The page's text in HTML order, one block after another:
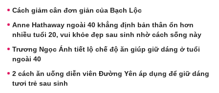
Cách giảm cân đơn giản của Bạch Lộc
Anne Hathaway ngoài 40 khẳng định bản thân ổn hơn
nhiều tuổi 20, vui khỏe đẹp sau sinh nhờ cách sống này
Trương Ngọc Ánh tiết lộ chế độ ăn giúp giữ dáng ở tuổi
ngoài 40
2 cách ăn uống diễn viên Đường Yên áp dụng để giữ dáng
tươi trẻ sau sinh